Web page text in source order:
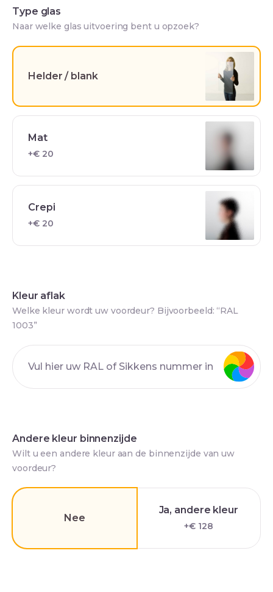
Type glas
Naar welke glas uitvoering bent u opzoek?
Helder / blank
Mat
+€ 20
Crepi
+€ 20
Kleur aflak
Welke kleur wordt uw voordeur? Bijvoorbeeld: “RAL
1003”
Andere kleur binnenzijde
Wilt u een andere kleur aan de binnenzijde van uw
voordeur?
Nee
Ja, andere kleur
+€ 128